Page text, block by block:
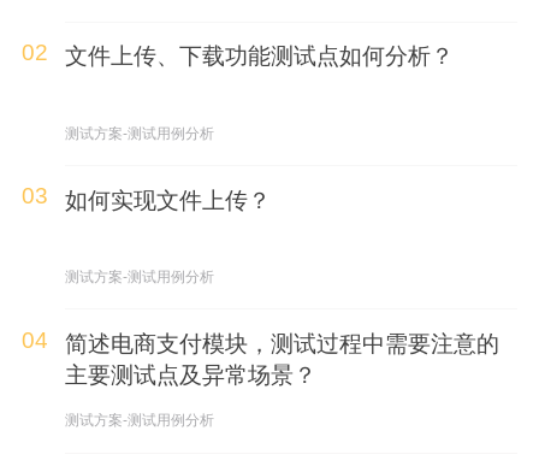
02 文件上传、下载功能测试点如何分析？
测试方案-测试用例分析
03 如何实现文件上传？
测试方案-测试用例分析
04
简述电商支付模块，测试过程中需要注意的
主要测试点及异常场景？
测试方案-测试用例分析